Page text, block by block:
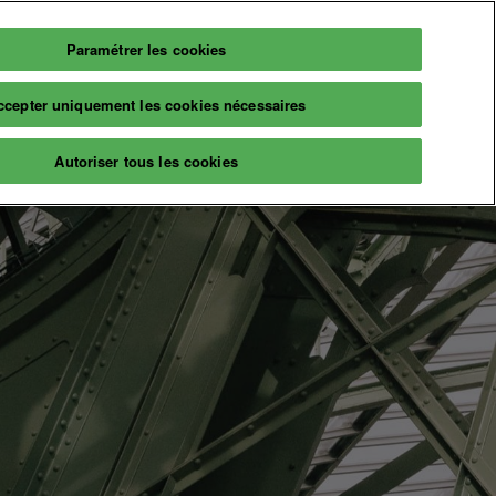
Français
Français
Billetterie
événements
Billetterie
A propos
Prochaine édition
Nos engagements
Paramétrer les cookies
uniquement les cookies nécessaires
Autoriser tous les cookies